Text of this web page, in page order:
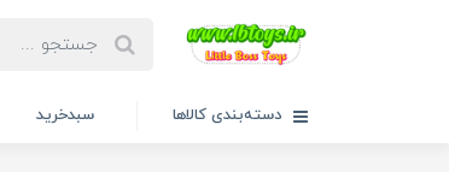
دسته‌بندی کالاها سبدخرید